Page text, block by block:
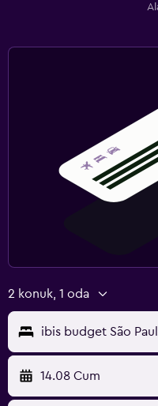
2 konuk, 1 oda
ibis budget São
14.08 Cum